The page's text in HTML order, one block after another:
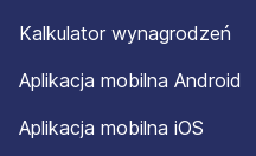
Kalkulator wynagrodzeń
Aplikacja mobilna Android
Aplikacja mobilna iOS